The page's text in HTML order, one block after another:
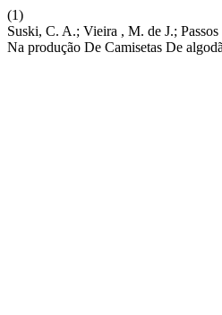
(1)
Suski, C. A.; Vieira , M. de J.;
Na produção De Camisetas De